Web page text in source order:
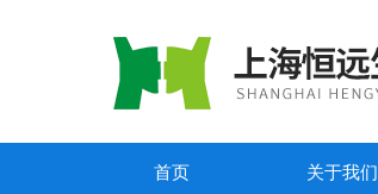
首页 关于我们